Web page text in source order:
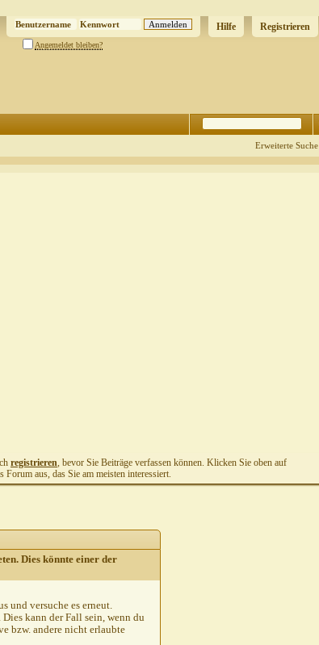
Registrieren
Hilfe
Angemeldet bleiben?
Erweiterte Suche
registrieren, bevor Sie Beiträge verfassen können. Klicken Sie oben auf
aus, das Sie am meisten interessiert.
Dies könnte einer der
und versuche es erneut.
kann der Fall sein, wenn du
bzw. andere nicht erlaubte